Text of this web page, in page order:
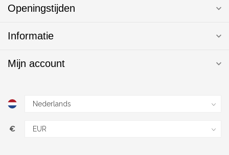
Openingstijden
Informatie
Mijn account
€